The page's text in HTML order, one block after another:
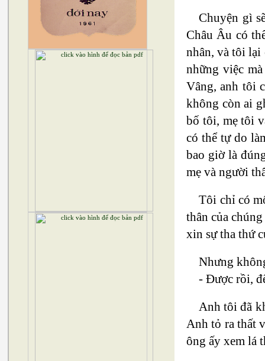
Chuyện gì
Châu Âu có
nhân, và tôi
những việc
Vâng, anh tôi
không còn ai
bố tôi, mẹ tôi
có thể tự do
bao giờ là
mẹ và người
Tôi chỉ có
thân của
xin sự tha thứ
Nhưng
- Được rồi,
Anh tôi đã
Anh tỏ ra thất
ông ấy xem lá